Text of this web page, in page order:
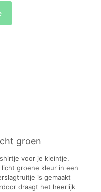
groen
voor je kleintje.
groene kleur in een
is gemaakt
draagt het heerlijk